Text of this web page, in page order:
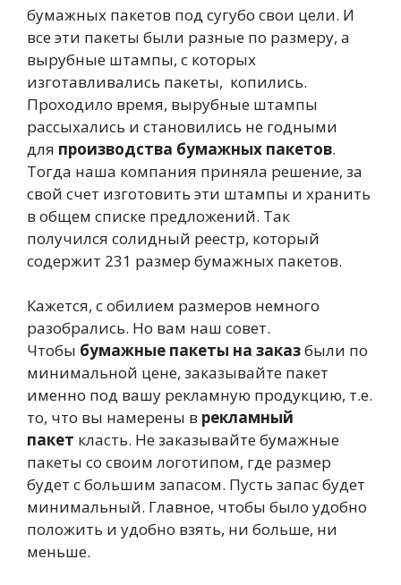
бумажных пакетов под сугубо свои цели. И
все эти пакеты были разные по размеру, а
вырубные штампы, с которых
изготавливались пакеты, копились.
Проходило время, вырубные штампы
рассыхались и становились не годными
для производства бумажных пакетов.
Тогда наша компания приняла решение, за
свой счет изготовить эти штампы и хранить
в общем списке предложений. Так
получился солидный реестр, который
содержит 231 размер бумажных пакетов.
Кажется, с обилием размеров немного
разобрались. Но вам наш совет.
Чтобы бумажные пакеты на заказбыли по
минимальной цене, заказывайте пакет
именно под вашу рекламную продукцию, т.е.
то, что вы намерены в рекламный
пакет класть. Не заказывайте бумажные
пакеты со своим логотипом, где размер
будет с большим запасом. Пусть запас будет
минимальный. Главное, чтобы было удобно
положить и удобно взять, ни больше, ни
меньше.